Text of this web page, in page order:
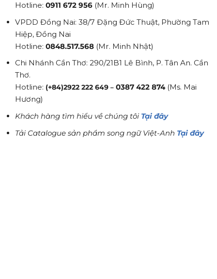
Hotline: 0911 672 956(Mr. Minh Hùng)
VPDD Đồng Nai: 38/7 Đặng Đức Thuật, Phường Tam
Hiệp, Đồng Nai
Hotline: 0848.517.568(Mr. Minh Nhật)
Chi Nhánh Cần Thơ: 290/21B1 Lê Bình, P. Tân An. Cần
Thơ.
Hotline: (+84)2922 222 649– 0387 422 874(Ms. Mai
Hương)
Khách hàng tìm hiểu về chúng tôi Tại đây
Tải Catalogue sản phẩm song ngữ Việt-Anh Tại đây